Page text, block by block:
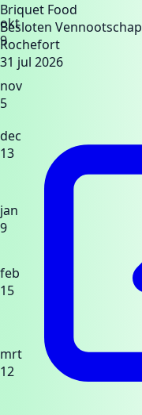
okt
9
nov
5
dec
13
jan
9
feb
15
mrt
12
Briquet Food
Besloten Vennootschap
Rochefort
31 jul 2026